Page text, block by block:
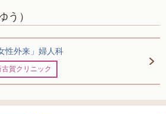
う）
性外来」婦人科
古賀クリニック